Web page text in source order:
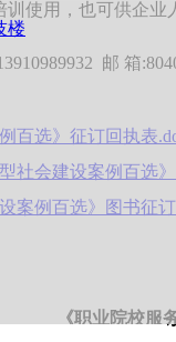
使用，也可供企
邮 箱
百选》征订回执表
社会建设案例百选
案例百选》图书征
《职业院校服
楼